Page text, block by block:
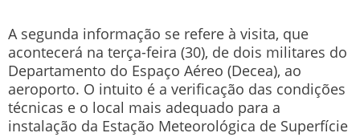
A segunda informação se refere à visita, que
acontecerá na terça-feira (30), de dois militares do
Departamento do Espaço Aéreo (Decea), ao
aeroporto. O intuito é a verificação das condições
técnicas e o local mais adequado para a
instalação da Estação Meteorológica de Superfície